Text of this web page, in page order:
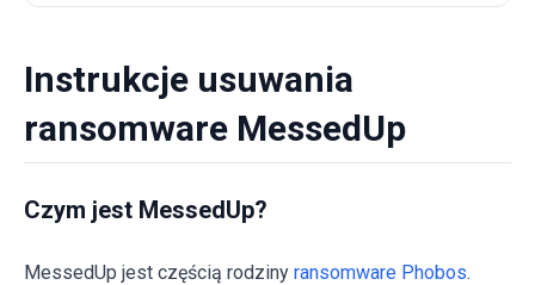
Instrukcje usuwania
ransomware MessedUp
Czym jest MessedUp?
MessedUp jest częścią rodziny ransomware Phobos.